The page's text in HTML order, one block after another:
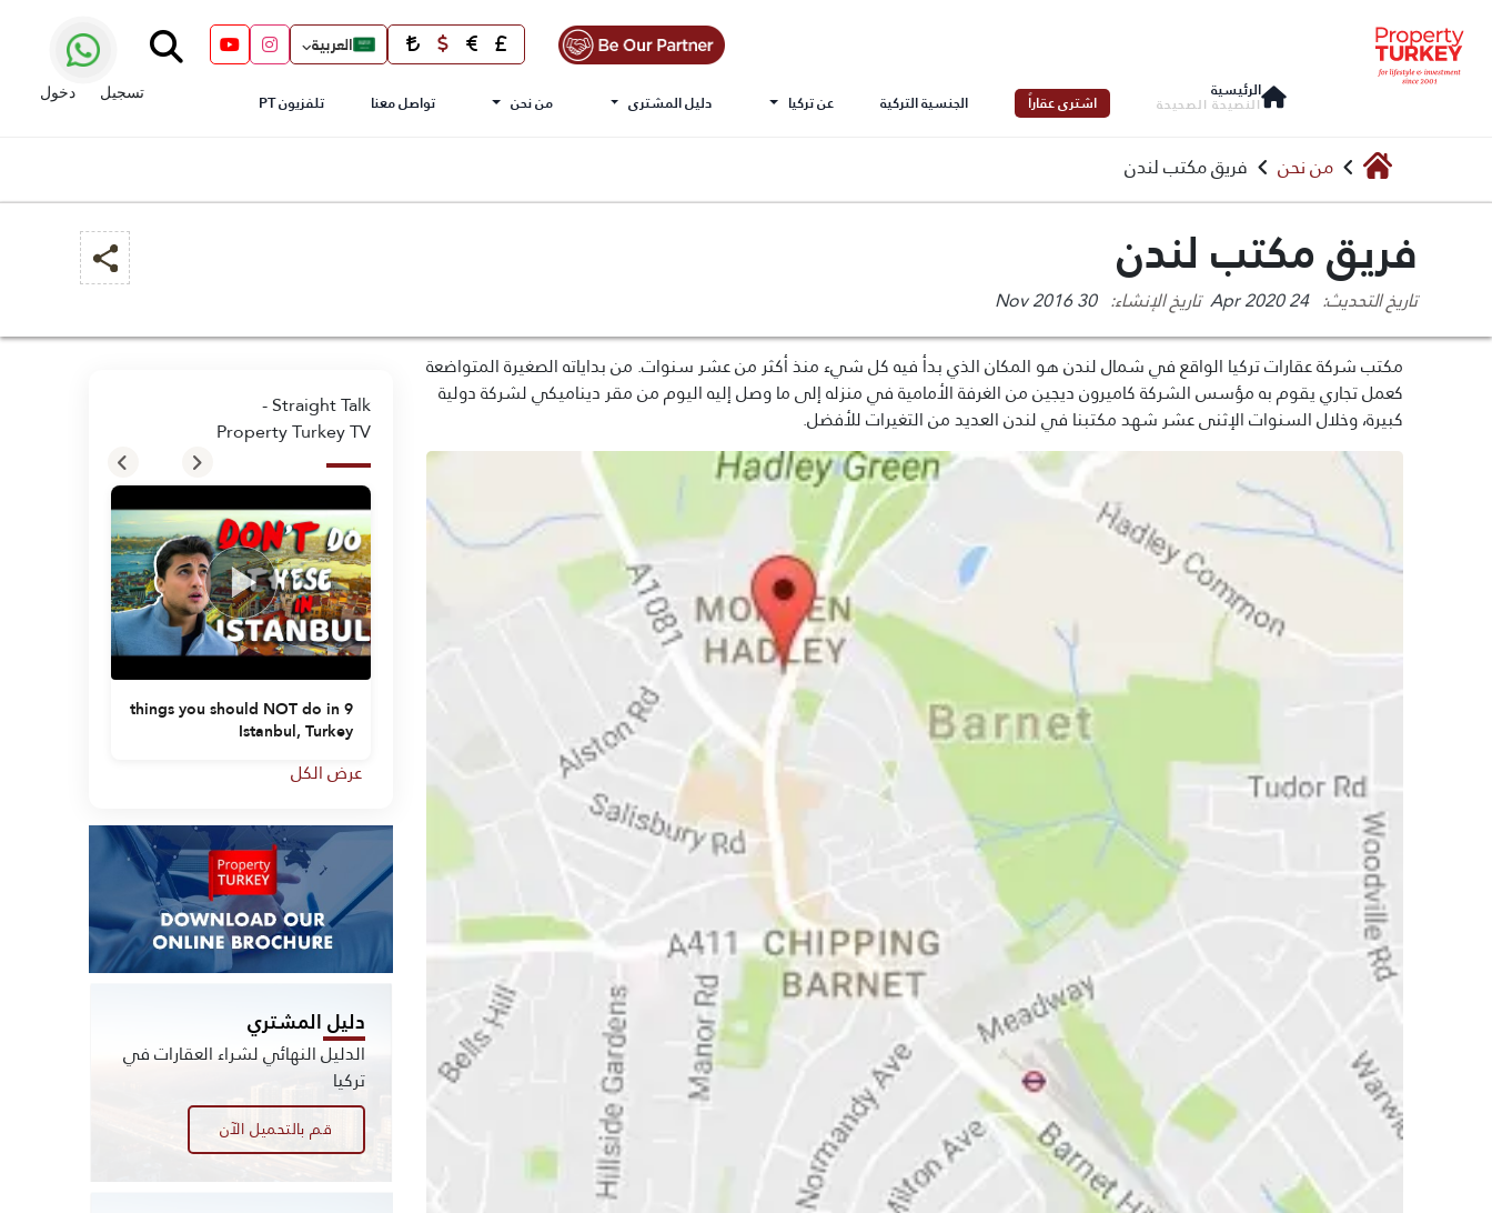
العربية
الرئيسية
النصيحة الصحيحة اشترى عقاراً الجنسية التركية عن تركيا دليل المشترى من نحن تواصل معنا تلفزيون PT تسجيل دخول
من نحن فريق مكتب لندن
فريق مكتب لندن
تاريخ التحديث: 24 Apr 2020 تاريخ الإنشاء: 30 Nov 2016
مكتب شركة عقارات تركيا الواقع في شمال لندن هو المكان الذي بدأ فيه كل شيء منذ أكثر من عشر سنوات. من بداياته الصغيرة المتواضعة
كعمل تجاري يقوم به مؤسس الشركة كاميرون ديجين من الغرفة الأمامية في منزله إلى ما وصل إليه اليوم من مقر ديناميكي لشركة دولية
كبيرة، وخلال السنوات الإثنى عشر شهد مكتبنا في لندن العديد من التغيرات للأفضل.
Straight Talk -
Property Turkey TV
9 things you should NOT do in
Istanbul, Turkey
عرض الكل
دليل المشتري
الدليل النهائي لشراء العقارات في
تركيا
قم بالتحميل الآن